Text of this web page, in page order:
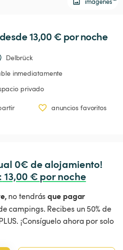
desde 13,00 € por noche
Delbrück
inmediatamente
privado
anuncios favoritos
0€ de alojamiento!
: 13,00 € por noche
no tendrásque pagar
campings. Recibes un 50% de
¡Consíguelo ahora por solo